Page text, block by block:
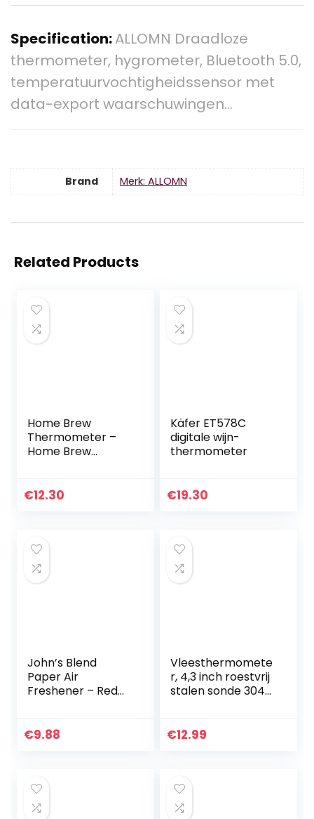
Specification:ALLOMN Draadloze
thermometer, hygrometer, Bluetooth 5.0,
temperatuurvochtigheidssensor met
data-export waarschuwingen…
Brand Merk: ALLOMN
Related Products
Home Brew
Thermometer –
Home Brew
er voor wijn en bier
€12.30
Käfer ET578C
digitale wijn-
thermometer
€19.30
John’s Blend
Paper Air
Freshener – Red
€9.88
Vleesthermomete
r, 4,3 inch roestvrij
stalen sonde 304
lcd-display,
€12.99